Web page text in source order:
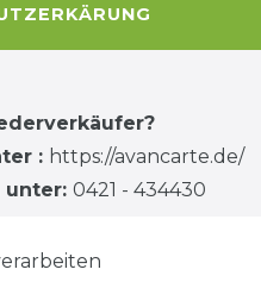
: https://avancarte.de/
unter: 0421 - 434430